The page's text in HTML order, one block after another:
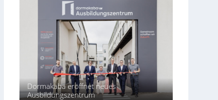
t
Dormakaba eröffnet neues
Ausbildungszentrum